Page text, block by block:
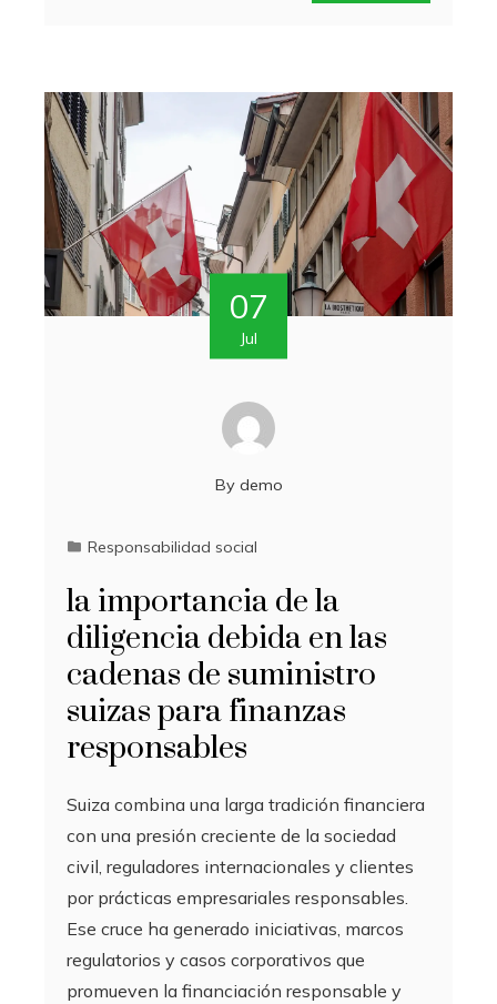
07
Jul
By demo
Responsabilidad social
la importancia de la
diligencia debida en las
cadenas de suministro
suizas para finanzas
responsables
Suiza combina una larga tradición financiera
con una presión creciente de la sociedad
civil, reguladores internacionales y clientes
por prácticas empresariales responsables.
Ese cruce ha generado iniciativas, marcos
regulatorios y casos corporativos que
promueven la financiación responsable y